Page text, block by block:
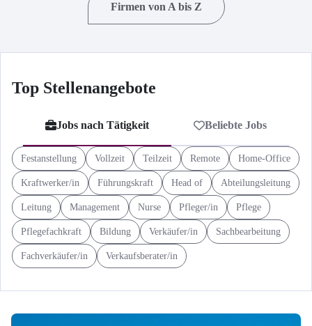
Firmen von A bis Z
Top Stellenangebote
Jobs nach Tätigkeit Beliebte Jobs
Festanstellung Vollzeit Teilzeit Remote Home-Office
Kraftwerker/in Führungskraft Head of Abteilungsleitung
Leitung Management Nurse Pfleger/in Pflege
Pflegefachkraft Bildung Verkäufer/in Sachbearbeitung
Fachverkäufer/in Verkaufsberater/in